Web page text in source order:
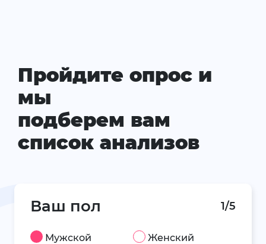
Пройдите опрос и
мы
подберем вам
список анализов
Ваш пол 1/5
Мужской Женский